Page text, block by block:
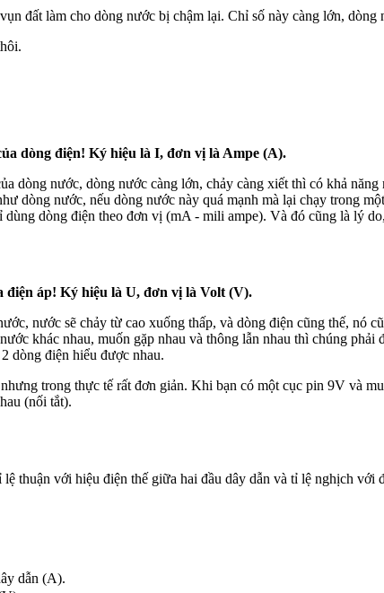
đất làm cho dòng nước bị chậm lại. Chỉ số này càng lớn, dòng
dòng điện! Ký hiệu là I, đơn vị là Ampe (A).
dòng nước, dòng nước càng lớn, chảy càng xiết thì có khả
dòng nước, nếu dòng nước này quá mạnh mà lại chạy trong
dòng điện theo đơn vị (mA - mili ampe). Và đó cũng là lý
điện áp! Ký hiệu là U, đơn vị là Volt (V).
nước sẽ chảy từ cao xuống thấp, và dòng điện cũng thế, nó
khác nhau, muốn gặp nhau và thông lẫn nhau thì chúng
dòng điện hiểu được nhau.
trong thực tế rất đơn giản. Khi bạn có một cục pin 9V và
(nối tắt).
thuận với hiệu điện thế giữa hai đầu dây dẫn và tỉ lệ nghịch với
dẫn (A).